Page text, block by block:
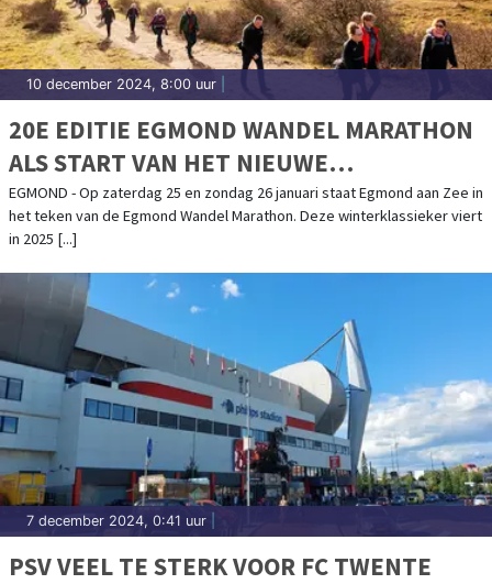
10 december 2024, 8:00 uur
20E EDITIE EGMOND WANDEL MARATHON
ALS START VAN HET NIEUWE
WANDELJAAR
EGMOND - Op zaterdag 25 en zondag 26 januari staat Egmond aan Zee in
het teken van de Egmond Wandel Marathon. Deze winterklassieker viert
in 2025 [...]
7 december 2024, 0:41 uur
PSV VEEL TE STERK VOOR FC TWENTE